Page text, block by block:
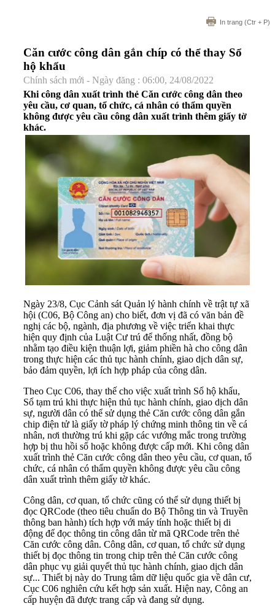
In trang (Ctr + P)
Căn cước công dân gắn chíp có thể thay Sổ
hộ khẩu
Chính sách mới - Ngày đăng : 06:00, 24/08/2022
Khi công dân xuất trình thẻ Căn cước công dân theo
yêu cầu, cơ quan, tổ chức, cá nhân có thẩm quyền
không được yêu cầu công dân xuất trình thêm giấy tờ
khác.
Ngày 23/8, Cục Cảnh sát Quản lý hành chính về trật tự xã
hội (C06, Bộ Công an) cho biết, đơn vị đã có văn bản đề
nghị các bộ, ngành, địa phương về việc triển khai thực
hiện quy định của Luật Cư trú để thống nhất, đồng bộ
nhằm tạo điều kiện thuận lợi, giảm phiền hà cho công dân
trong thực hiện các thủ tục hành chính, giao dịch dân sự,
bảo đảm quyền, lợi ích hợp pháp của công dân.
Theo Cục C06, thay thế cho việc xuất trình Sổ hộ khẩu,
Sổ tạm trú khi thực hiện thủ tục hành chính, giao dịch dân
sự, người dân có thể sử dụng thẻ Căn cước công dân gắn
chip điện tử là giấy tờ pháp lý chứng minh thông tin về cá
nhân, nơi thường trú khi gặp các vướng mắc trong trường
hợp bị thu hồi sổ hoặc không được cấp mới. Khi công dân
xuất trình thẻ Căn cước công dân theo yêu cầu, cơ quan, tổ
chức, cá nhân có thẩm quyền không được yêu cầu công
dân xuất trình thêm giấy tờ khác.
Công dân, cơ quan, tổ chức cũng có thể sử dụng thiết bị
đọc QRCode (theo tiêu chuẩn do Bộ Thông tin và Truyền
thông ban hành) tích hợp với máy tính hoặc thiết bị di
động để đọc thông tin công dân từ mã QRCode trên thẻ
Căn cước công dân. Công dân, cơ quan, tổ chức sử dụng
thiết bị đọc thông tin trong chip trên thẻ Căn cước công
dân phục vụ giải quyết thủ tục hành chính, giao dịch dân
sự... Thiết bị này do Trung tâm dữ liệu quốc gia về dân cư,
Cục C06 nghiên cứu kết hợp sản xuất. Hiện nay, Công an
cấp huyện đã được trang cấp và đang sử dụng.